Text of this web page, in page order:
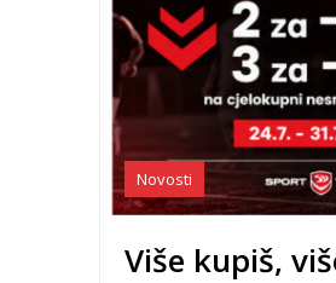
Novosti
Više kupiš,